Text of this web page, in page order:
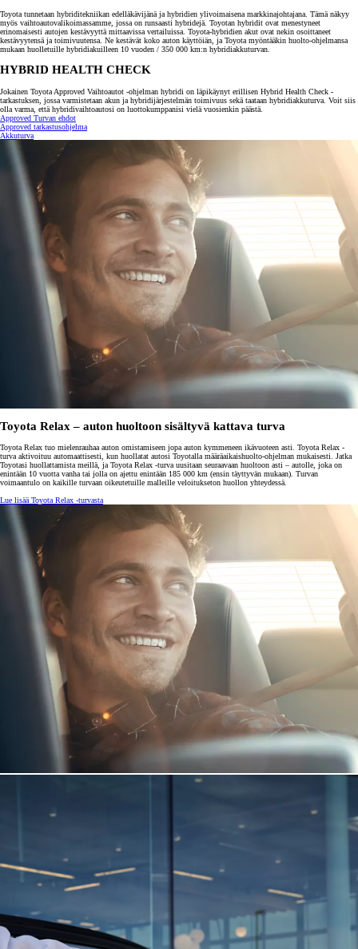
Toyota tunnetaan hybriditekniikan edelläkävijänä ja hybridien ylivoimaisena markkinajohtajana. Tämä näkyy
myös vaihtoautovalikoimassamme, jossa on runsaasti hybridejä. Toyotan hybridit ovat menestyneet
erinomaisesti autojen kestävyyttä mittaavissa vertailuissa. Toyota-hybridien akut ovat nekin osoittaneet
kestävyytensä ja toimivuutensa. Ne kestävät koko auton käyttöiän, ja Toyota myöntääkin huolto-ohjelmansa
mukaan huolletuille hybridiakuilleen 10 vuoden / 350 000 km:n hybridiakkuturvan.
HYBRID HEALTH CHECK
Jokainen Toyota Approved Vaihtoautot -ohjelman hybridi on läpikäynyt erillisen Hybrid Health Check -
tarkastuksen, jossa varmistetaan akun ja hybridijärjestelmän toimivuus sekä taataan hybridiakkuturva. Voit siis
olla varma, että hybridivaihtoautosi on luottokumppanisi vielä vuosienkin päästä.
Approved Turvan ehdot
Approved tarkastusohjelma
Akkuturva
Toyota Relax – auton huoltoon sisältyvä kattava turva
Toyota Relax tuo mielenrauhaa auton omistamiseen jopa auton kymmeneen ikävuoteen asti. Toyota Relax -
turva aktivoituu automaattisesti, kun huollatat autosi Toyotalla määräaikaishuolto-ohjelman mukaisesti. Jatka
Toyotasi huollattamista meillä, ja Toyota Relax -turva uusitaan seuraavaan huoltoon asti – autolle, joka on
enintään 10 vuotta vanha tai jolla on ajettu enintään 185 000 km (ensin täyttyvän mukaan). Turvan
voimaantulo on kaikille turvaan oikeutetuille malleille veloitukseton huollon yhteydessä.
Lue lisää Toyota Relax -turvasta